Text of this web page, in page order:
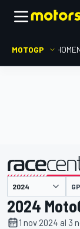
MOTOGP HOME
presentato da
2024
1 nov 2024 al 3